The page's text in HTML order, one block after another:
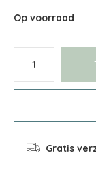
Op voorraad
Gratis